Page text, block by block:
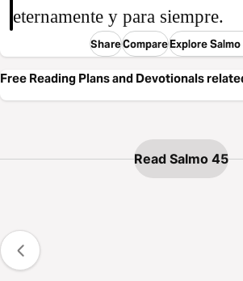
eternamente y para siempre.
ShareCompareExplore
Free Reading Plans and Devotionals
Read Salmo 45